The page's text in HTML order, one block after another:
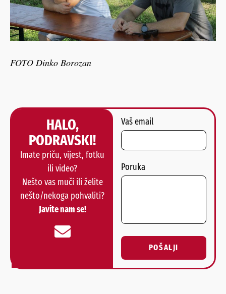
FOTO Dinko Borozan
HALO,
PODRAVSKI!
Imate priču, vijest, fotku
ili video?
Nešto vas muči ili želite
nešto/nekoga pohvaliti?
Javite nam se!
Vaš email
Poruka
POŠALJI
Alternative: